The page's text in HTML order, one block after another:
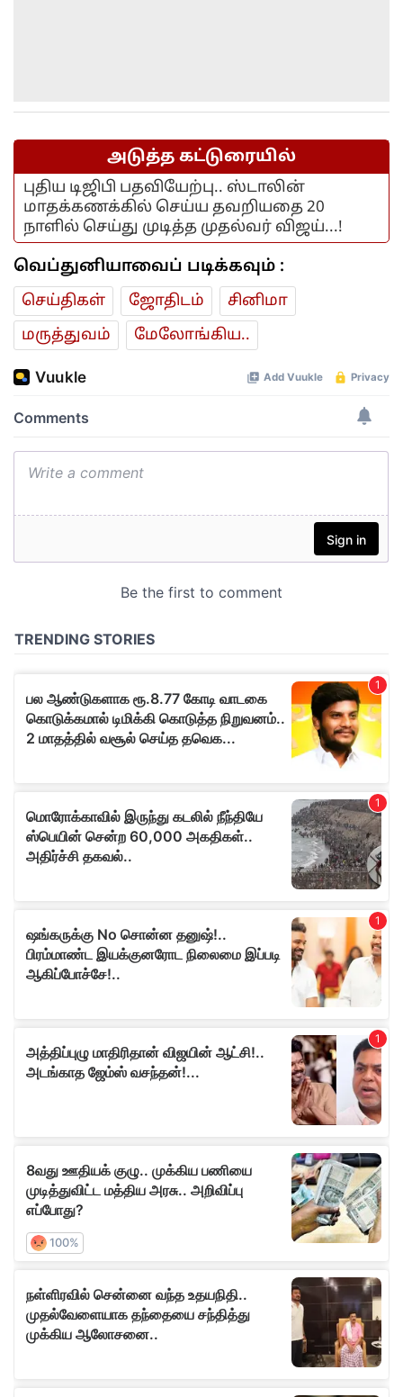
அடுத்த கட்டுரையில்
புதிய டிஜிபி பதவியேற்பு.. ஸ்டாலின்
மாதக்கணக்கில் செய்ய தவறியதை 20
நாளில் செய்து முடித்த முதல்வர் விஜய்...!
வெப்துனியாவைப் படிக்கவும் :
செய்திகள் ஜோ‌திட‌ம்
சினிமா
மரு‌த்துவ‌ம்
மேலோங்கிய..